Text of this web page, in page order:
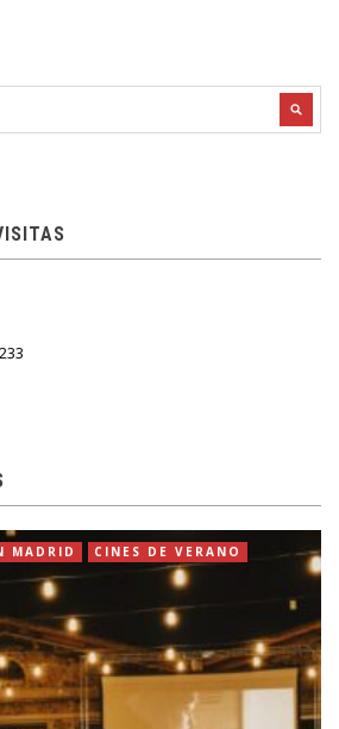
MADRID CINES DE VERANO